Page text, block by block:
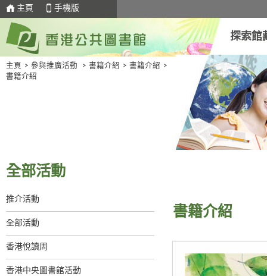
主頁 手機版
探索館
主頁 > 參與推廣活動 > 書籍介紹 > 書籍介紹 >
書籍介紹
全部活動
推介活動
全部活動
香港悅讀周
香港中央圖書館活動
書籍介紹